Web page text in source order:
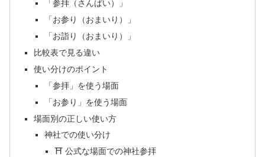
「参拝（さんぱい）」
「お参り（おまいり）」
「お詣り（おまいり）」
比較表で見る違い
使い分けのポイント
「参拝」を使う場面
「お参り」を使う場面
場面別の正しい使い方
神社での使い分け
⛩️ 公式な場面での神社参拝